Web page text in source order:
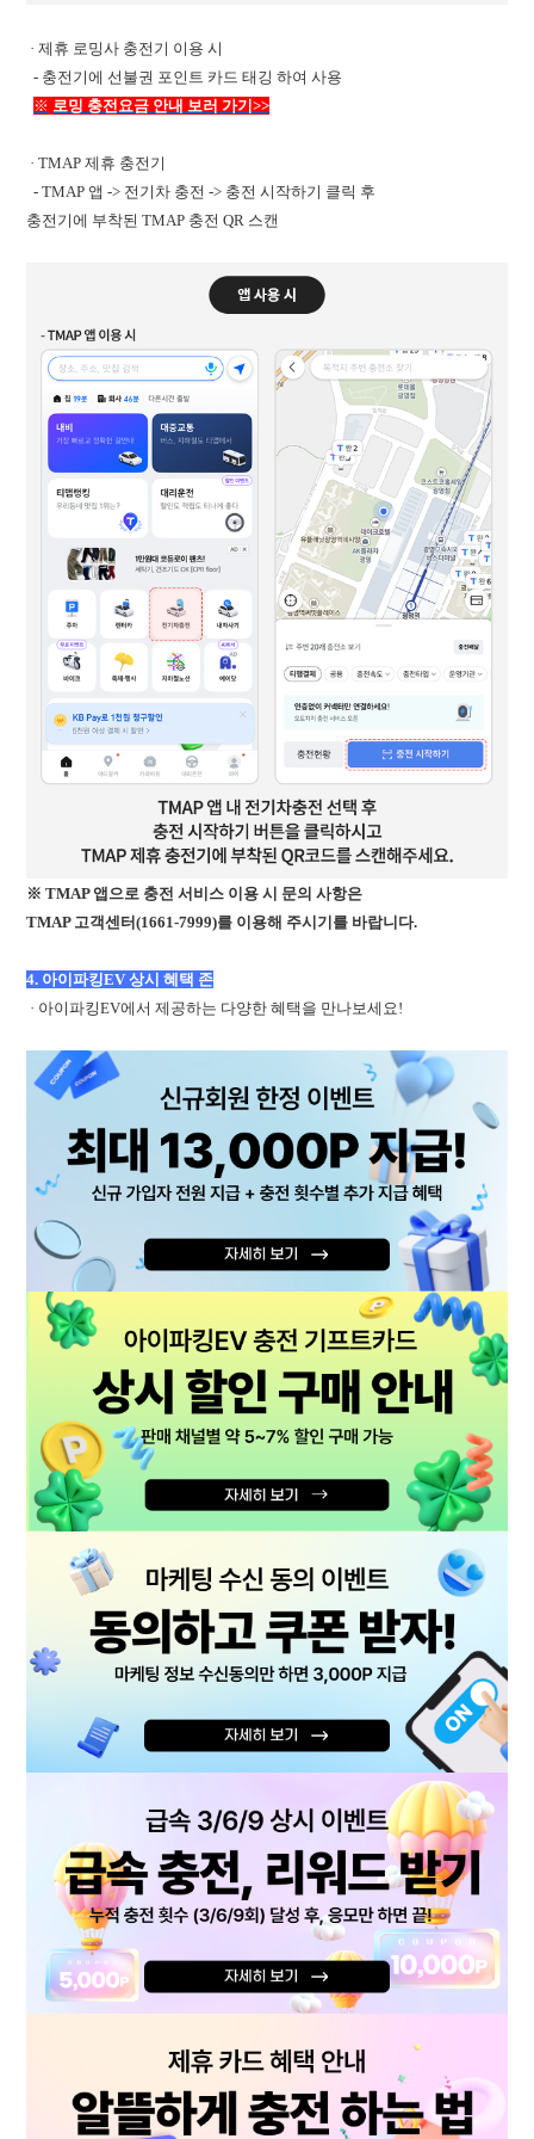
· 제휴 로밍사 충전기 이용 시
- 충전기에 선불권 포인트 카드 태깅 하여 사용
※ 로밍 충전요금 안내 보러 가기>>
· TMAP 제휴 충전기
-TMAP앱 -> 전기차 충전 -> 충전 시작하기 클릭 후
충전기에 부착된TMAP 충전 QR 스캔
※ TMAP 앱으로 충전 서비스 이용 시 문의 사항은
TMAP 고객센터(1661-7999)를 이용해 주시기를 바랍니다.
4. 아이파킹EV 상시 혜택 존
· 아이파킹EV에서 제공하는 다양한 혜택을 만나보세요!